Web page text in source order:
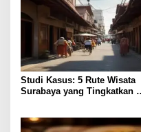
Studi Kasus: 5 Rute Wisata
Surabaya yang Tingkatkan